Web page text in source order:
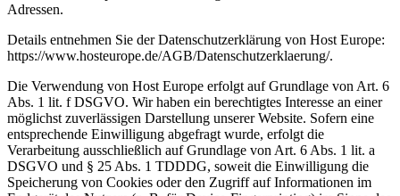
Adressen.
Details entnehmen Sie der Datenschutzerklärung von Host Europe:
https://www.hosteurope.de/AGB/Datenschutzerklaerung/.
Die Verwendung von Host Europe erfolgt auf Grundlage von Art. 6
Abs. 1 lit. f DSGVO. Wir haben ein berechtigtes Interesse an einer
möglichst zuverlässigen Darstellung unserer Website. Sofern eine
entsprechende Einwilligung abgefragt wurde, erfolgt die
Verarbeitung ausschließlich auf Grundlage von Art. 6 Abs. 1 lit. a
DSGVO und § 25 Abs. 1 TDDDG, soweit die Einwilligung die
Speicherung von Cookies oder den Zugriff auf Informationen im